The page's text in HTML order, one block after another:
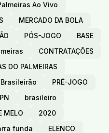
Ao Vivo
MERCADO DA BOLA
PÓS-JOGO
BASE
CONTRATAÇÕES
DO PALMEIRAS
Brasileirão
PRÉ-JOGO
brasileiro
MELO
2020
funda
ELENCO